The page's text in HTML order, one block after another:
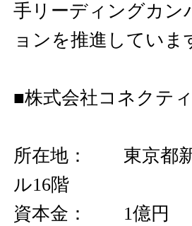
手リーディングカン
ョンを推進していま
■株式会社コネクテ
所在地： 東京都新
ル16階
資本金： 1億円